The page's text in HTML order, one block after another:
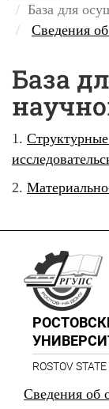
База для
Сведения
База
1.
2.
ROSTOV
Сведения об